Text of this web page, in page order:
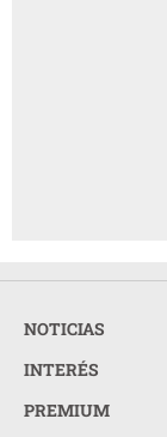
NOTICIAS
INTERÉS
PREMIUM